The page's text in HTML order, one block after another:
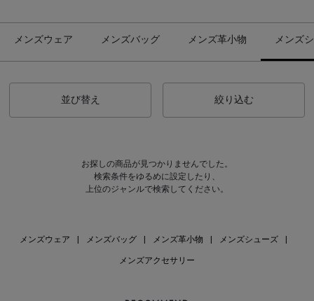
メンズウェア メンズバッグ メンズ革小物 メンズ
並び替え 絞り込む
お探しの商品が見つかりませんでした。
検索条件をゆるめに設定したり、
上位のジャンルで検索してください。
メンズウェア メンズバッグ メンズ革小物 メンズシューズ
メンズアクセサリー